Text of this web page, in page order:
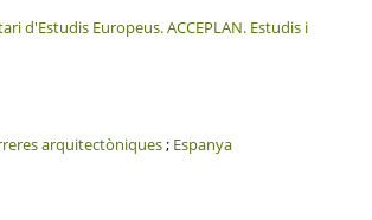
d'Estudis Europeus. ACCEPLAN. Estudis i
arquitectòniques; Espanya